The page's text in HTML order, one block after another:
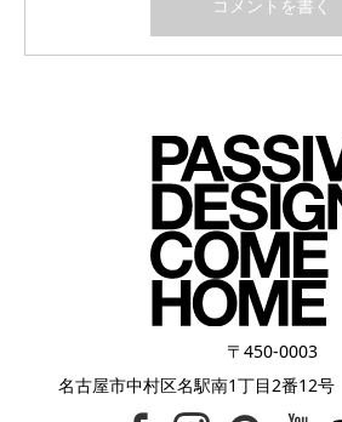
〒450-0003
名古屋市中村区名駅南1丁目2番12